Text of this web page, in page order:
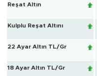
Reşat Altın
Kulplu Reşat Altını
22 Ayar Altın TL/Gr
18 Ayar Altın TL/Gr